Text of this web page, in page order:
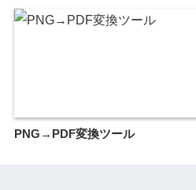
PNG→PDF変換ツール